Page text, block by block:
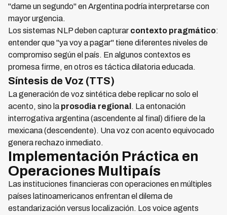
"dame un segundo" en Argentina podría interpretarse con
mayor urgencia.
Los sistemas NLP deben capturar contexto pragmático:
entender que "ya voy a pagar" tiene diferentes niveles de
compromiso según el país. En algunos contextos es
promesa firme, en otros es táctica dilatoria educada.
Síntesis de Voz (TTS)
La generación de voz sintética debe replicar no solo el
acento, sino la prosodia regional . La entonación
interrogativa argentina (ascendente al final) difiere de la
mexicana (descendente). Una voz con acento equivocado
genera rechazo inmediato.
Implementación Práctica en
Operaciones Multipaís
Las instituciones financieras con operaciones en múltiples
países latinoamericanos enfrentan el dilema de
estandarización versus localización. Los voice agents